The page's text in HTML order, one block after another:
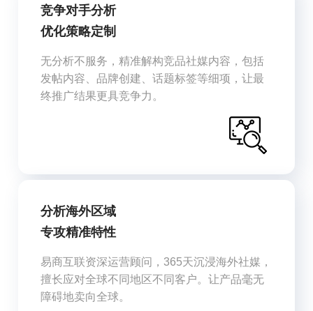
竞争对手分析
优化策略定制
无分析不服务，精准解构竞品社媒内容，包括
发帖内容、品牌创建、话题标签等细项，让最
终推广结果更具竞争力。
分析海外区域
专攻精准特性
易商互联资深运营顾问，365天沉浸海外社媒，
擅长应对全球不同地区不同客户。让产品毫无
障碍地卖向全球。